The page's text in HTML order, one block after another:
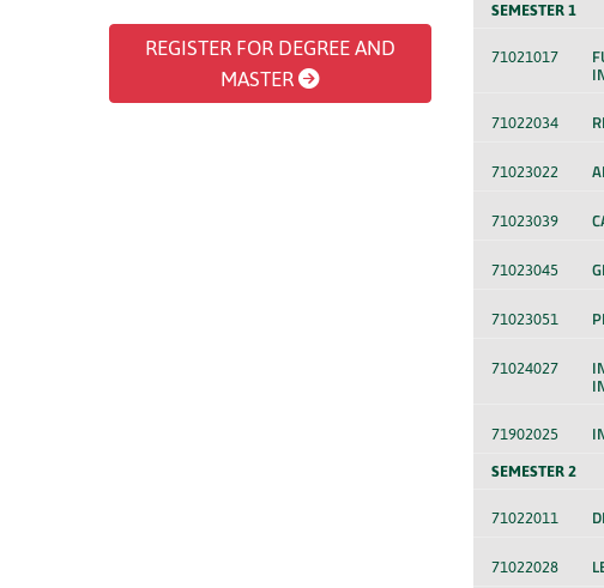
REGISTER FOR DEGREE AND
MASTER
SEMESTER 1
71021017
71022034
71023022
71023039
71023045
71023051
71024027
71902025
SEMESTER 2
71022011
71022028